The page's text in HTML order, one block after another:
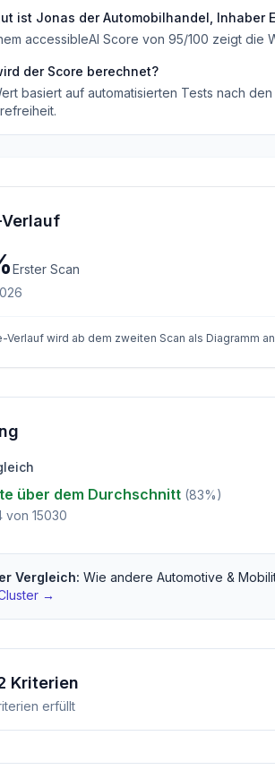
ist Jonas der Automobilhandel, Inhaber
accessibleAI Score von 95/100 zeigt die
der Score berechnet?
basiert auf automatisierten Tests nach
Erster Scan
Verlauf wird ab dem zweiten Scan als Diagramm
über dem Durchschnitt (83%)
von 15030
Vergleich: Wie andere Automotive &
→
Kriterien
erfüllt